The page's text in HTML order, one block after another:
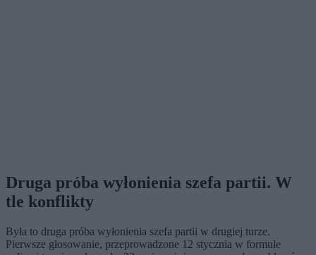
Druga próba wyłonienia szefa partii. W
tle konflikty
Była to druga próba wyłonienia szefa partii w drugiej turze.
Pierwsze głosowanie, przeprowadzone 12 stycznia w formule